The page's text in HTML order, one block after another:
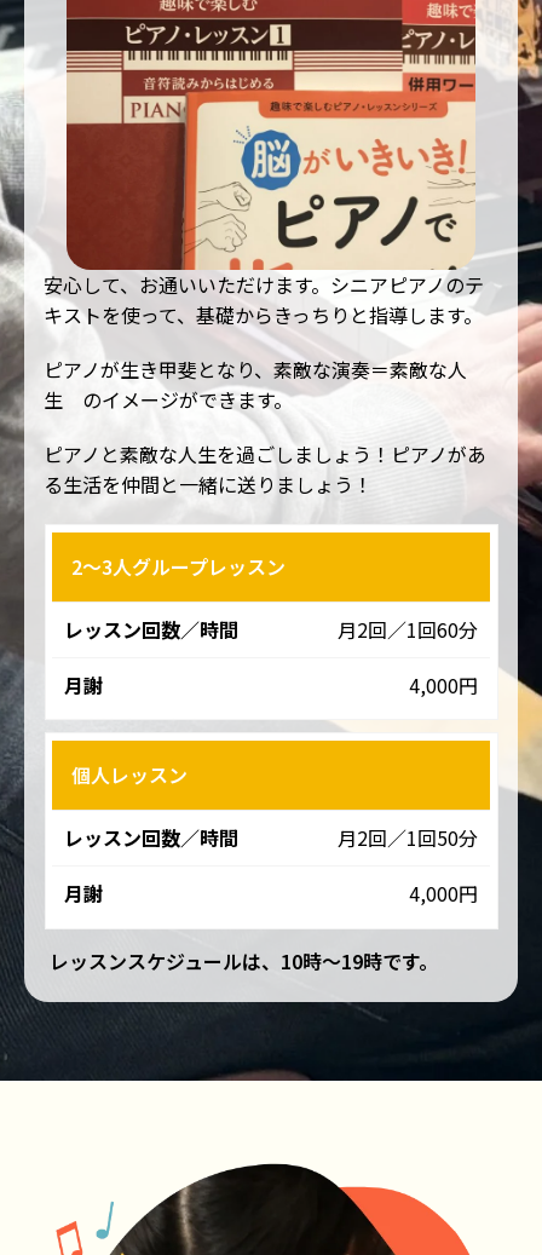
安心して、お通いいただけます。シニアピアノのテ
キストを使って、基礎からきっちりと指導します。
ピアノが生き甲斐となり、素敵な演奏＝素敵な人
生 のイメージができます。
ピアノと素敵な人生を過ごしましょう！ピアノがあ
る生活を仲間と一緒に送りましょう！
ッ
ン
数
／
間
月
謝
2〜3人グループレッスン
月2回／1回60分
4,000円
個人レッスン
月2回／1回50分
4,000円
レッスンスケジュールは、10時～19時です。